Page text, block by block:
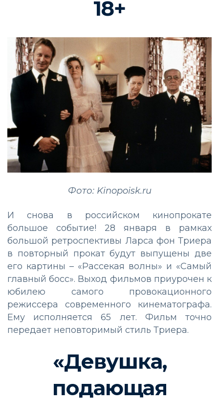
18+
Фото: Kinopoisk.ru
И снова в российском кинопрокате
большое событие! 28 января в рамках
большой ретроспективы Ларса фон Триера
в повторный прокат будут выпущены две
его картины – «Рассекая волны» и «Самый
главный босс». Выход фильмов приурочен к
юбилею самого провокационного
режиссера современного кинематографа.
Ему исполняется 65 лет. Фильм точно
передает неповторимый стиль Триера.
«Девушка,
подающая